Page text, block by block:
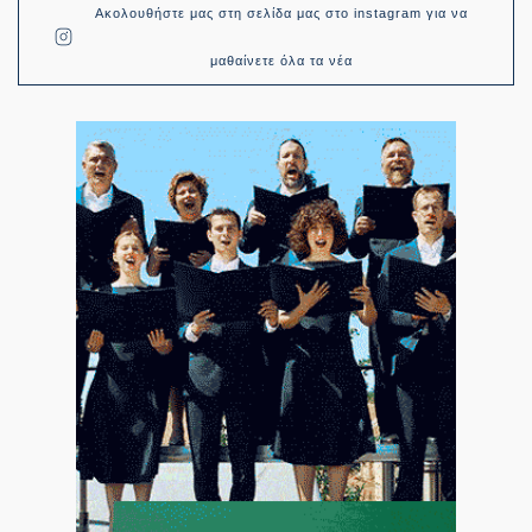
Ακολουθήστε μας στη σελίδα μας στο instagram για να
μαθαίνετε όλα τα νέα